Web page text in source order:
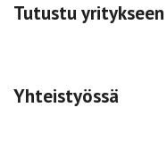
Tutustu yritykseen
Yhteistyössä